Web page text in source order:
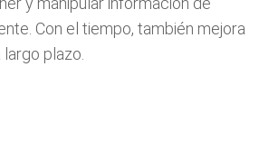
Con el tiempo, también mejora
largo plazo.